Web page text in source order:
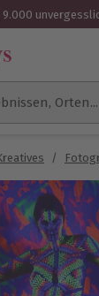
9.000
Orten...
/